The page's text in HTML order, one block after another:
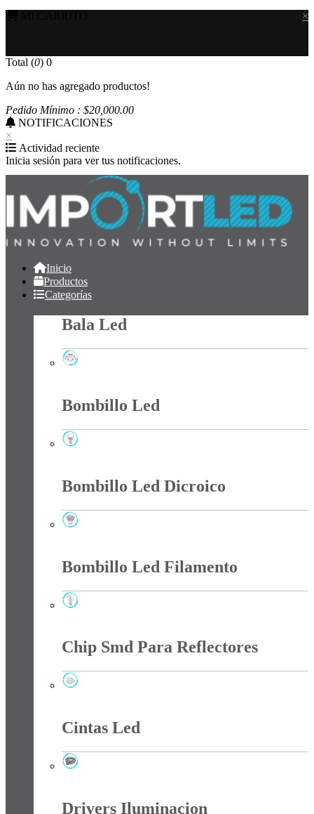
×
Total (0) 0
Aún no has agregado productos!
Pedido Mínimo : $20,000.00
NOTIFICACIONES
×
Actividad reciente
Inicia sesión para ver tus notificaciones.
Inicio
Productos
Categorías
Bala Led
Bombillo Led
Bombillo Led Dicroico
Bombillo Led Filamento
Chip Smd Para Reflectores
Cintas Led
Drivers Iluminacion